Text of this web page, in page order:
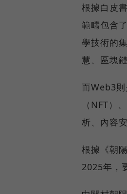
根據白皮
範疇包含
學技術的
慧、區塊
而Web3
（NFT）
析、內容
根據《朝
2025年，